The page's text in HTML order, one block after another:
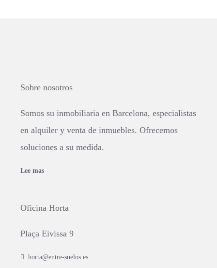
Sobre nosotros
Somos su inmobiliaria en Barcelona, especialistas
en alquiler y venta de inmuebles. Ofrecemos
soluciones a su medida.
Lee mas
Oficina Horta
Plaça Eivissa 9
horta@entre-suelos.es